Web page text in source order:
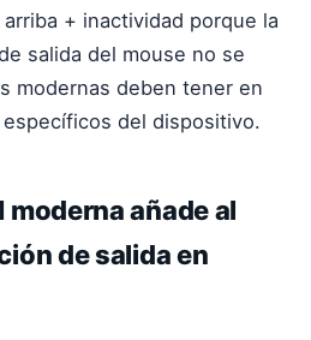
+ inactividad porque la
salida del mouse no se
modernas deben tener en
del dispositivo.
moderna añade al
de salida en